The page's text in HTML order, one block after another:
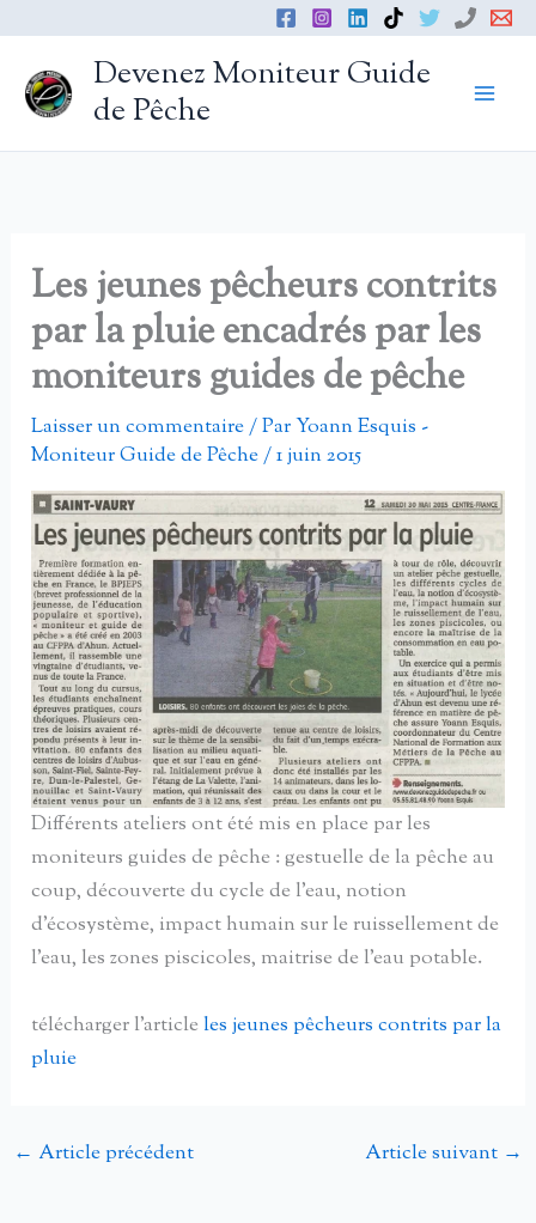
contenu
Devenez Moniteur Guide
de Pêche
Les jeunes pêcheurs contrits
par la pluie encadrés par les
moniteurs guides de pêche
Laisser un commentaire/ ParYoann Esquis -
Moniteur Guide de Pêche/1 juin 2015
Différents ateliers ont été mis en place par les
moniteurs guides de pêche : gestuelle de la pêche au
coup, découverte du cycle de l’eau, notion
d’écosystème, impact humain sur le ruissellement de
l’eau, les zones piscicoles, maitrise de l’eau potable.
télécharger l’articleles jeunes pêcheurs contrits par la
pluie
← Article précédent Article suivant →